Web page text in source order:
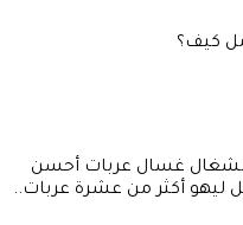
الزول الشغال غسال عربات أحسن
ليهو أكثر من عشرة عربات..